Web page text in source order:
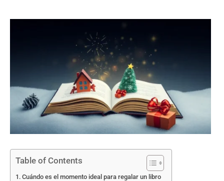
Table of Contents
Cuándo es el momento ideal para regalar un libro